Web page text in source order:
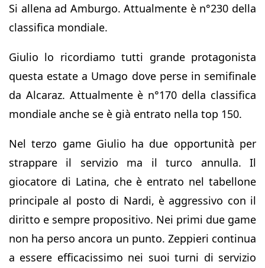
Si allena ad Amburgo. Attualmente è n°230 della
classifica mondiale.
Giulio lo ricordiamo tutti grande protagonista
questa estate a Umago dove perse in semifinale
da Alcaraz. Attualmente è n°170 della classifica
mondiale anche se è già entrato nella top 150.
Nel terzo game Giulio ha due opportunità per
strappare il servizio ma il turco annulla. Il
giocatore di Latina, che è entrato nel tabellone
principale al posto di Nardi, è aggressivo con il
diritto e sempre propositivo. Nei primi due game
non ha perso ancora un punto. Zeppieri continua
a essere efficacissimo nei suoi turni di servizio